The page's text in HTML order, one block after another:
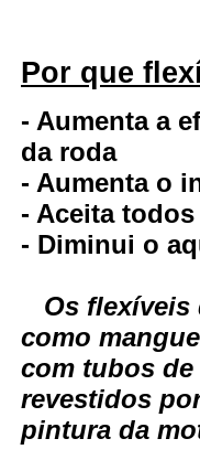
Por que
- Aumenta a
da roda
- Aumenta o
- Aceita
- Diminui o
Os flexíveis
como
com tubos
revestidos
pintura da